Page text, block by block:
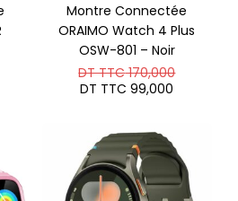
TTC 129,000.
Montre Connectée
ORAIMO Watch 4 Plus
OSW-801 – Noir
DT TTC170,000Le
TTC
DT TTC 99,000
DT
TTC